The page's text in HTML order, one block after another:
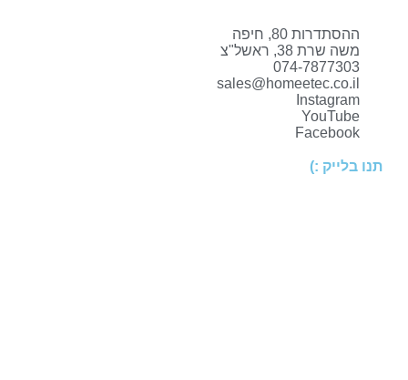
ההסתדרות 80, חיפה
משה שרת 38, ראשל"צ
074-7877303
sales@homeetec.co.il
Instagram
YouTube
Facebook
תנו בלייק :)